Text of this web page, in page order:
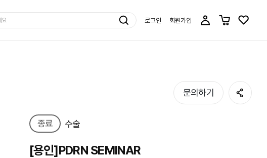
로그인 회원가입
문의하기
종료 수술
[용인]PDRN SEMINAR